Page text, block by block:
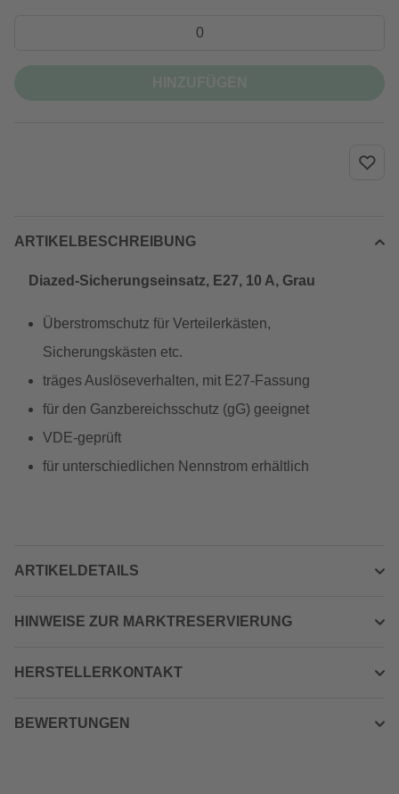
ARTIKELBESCHREIBUNG
Diazed-Sicherungseinsatz, E27, 10 A, Grau
Überstromschutz für Verteilerkästen,
Sicherungskästen etc.
träges Auslöseverhalten, mit E27-Fassung
für den Ganzbereichsschutz (gG) geeignet
VDE-geprüft
für unterschiedlichen Nennstrom erhältlich
ARTIKELDETAILS
HINWEISE ZUR MARKTRESERVIERUNG
HERSTELLERKONTAKT
BEWERTUNGEN